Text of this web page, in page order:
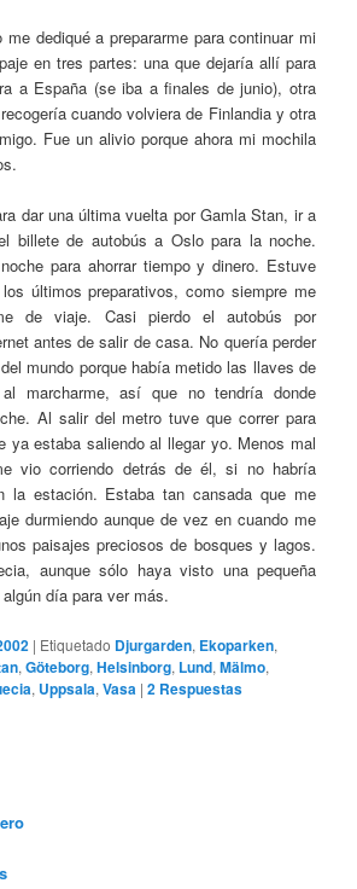
dediqué a prepararme para continuar mi
en tres partes: una que dejaría allí para
a España (se iba a finales de junio), otra
cuando volviera de Finlandia y otra
Fue un alivio porque ahora mi mochila
dar una última vuelta por Gamla Stan, ir a
billete de autobús a Oslo para la noche.
para ahorrar tiempo y dinero. Estuve
últimos preparativos, como siempre me
de viaje. Casi pierdo el autobús por
antes de salir de casa. No quería perder
mundo porque había metido las llaves de
marcharme, así que no tendría donde
Al salir del metro tuve que correr para
ya estaba saliendo al llegar yo. Menos mal
vio corriendo detrás de él, si no habría
la estación. Estaba tan cansada que me
durmiendo aunque de vez en cuando me
paisajes preciosos de bosques y lagos.
aunque sólo haya visto una pequeña
día para ver más.
| Etiquetado Djurgarden, Ekoparken,
,Göteborg,Helsinborg, Lund,Mälmo,
, Uppsala,Vasa |2 Respuestas